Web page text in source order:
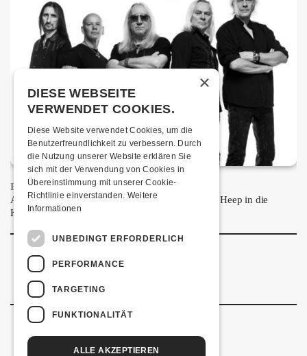
FRISCH BESTÄTIGT: URIAH HEEP
Am Sonntag, 15. November 2026 kommen Uriah Heep in die
Kulturfabrik Kofmehl!
×
DIESE WEBSEITE
VERWENDET COOKIES.
Diese Website verwendet Cookies, um die
Benutzerfreundlichkeit zu verbessern. Durch
die Nutzung unserer Website erklären Sie
sich mit der Verwendung von Cookies in
Übereinstimmung mit unserer Cookie-
Richtlinie einverstanden. Weitere
Informationen
UNBEDINGT ERFORDERLICH
PERFORMANCE
TARGETING
FUNKTIONALITÄT
ALLE AKZEPTIEREN